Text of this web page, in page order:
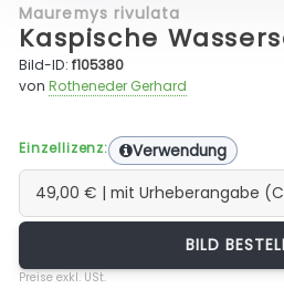
Mauremys rivulata
Kaspische
Bild-ID:f105380
vonRotheneder Gerhard
Einzellizenz: Verwendung
BILD
Preise exkl. USt.